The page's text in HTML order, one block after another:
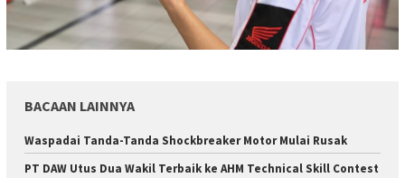
BACAAN LAINNYA
Waspadai Tanda-Tanda Shockbreaker Motor Mulai Rusak
PT DAW Utus Dua Wakil Terbaik ke AHM Technical Skill Contest